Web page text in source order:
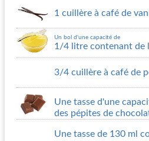
1 cuillère à café de
Un bol d'une capacité de
1/4 litre contenant de
3/4 cuillère à café de
Une tasse d'une
des pépites de
Une tasse de 130 ml